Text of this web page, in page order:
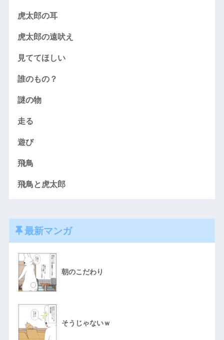
虎太郎の耳
虎太郎の遠吠え
見ててほしい
誰のもの？
謎の物
走る
遊び
飛鳥
飛鳥と虎太郎
最新マンガ
朝のこだわり
そうじゃないｗ